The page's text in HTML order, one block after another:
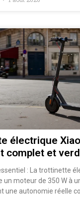
électrique
complet et
: La trottinette
un moteur de 350 W à
une autonomie réelle